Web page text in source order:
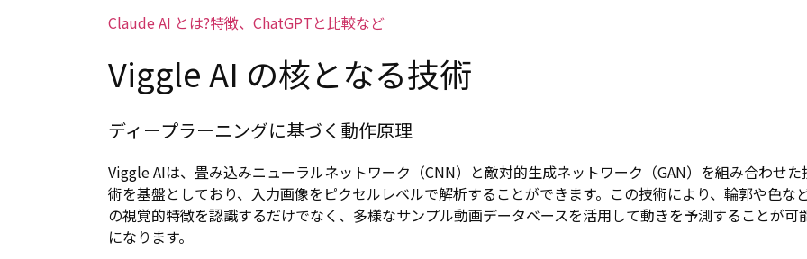
Claude AI とは?特徴、ChatGPTと比較など
Viggle AI の核となる技術
ディープラーニングに基づく動作原理
Viggle AIは、畳み込みニューラルネットワーク（CNN）と敵対的生成ネットワーク（GAN）を組み合わせた
術を基盤としており、入力画像をピクセルレベルで解析することができます。この技術により、輪郭や色な
の視覚的特徴を認識するだけでなく、多様なサンプル動画データベースを活用して動きを予測することが可
になります。